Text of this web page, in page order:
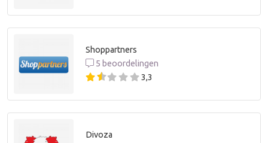
Shoppartners
5 beoordelingen
3,3
Divoza